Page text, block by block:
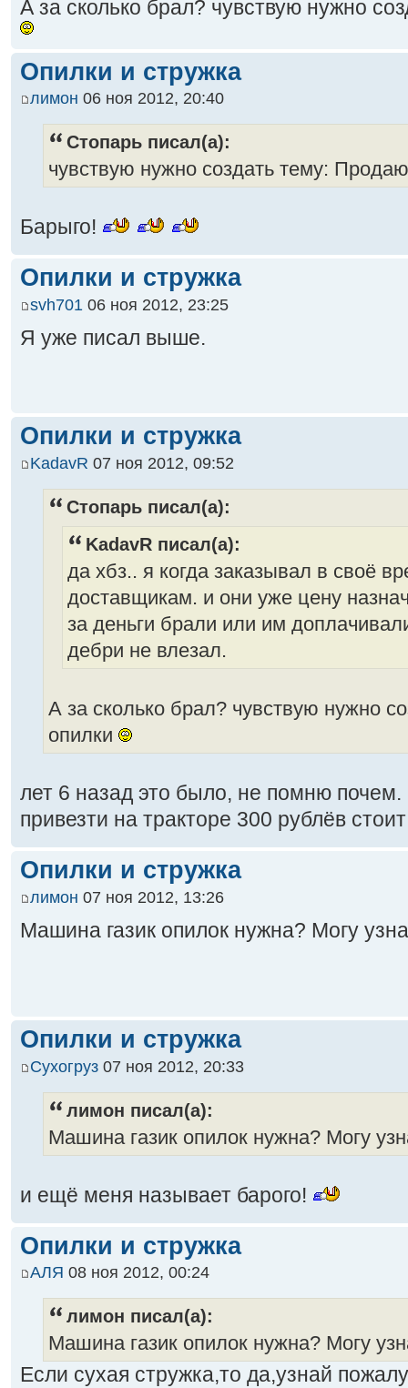
А за сколько брал? чувствую нужно
Опилки и стружка
лимон 06 ноя 2012, 20:40
Стопарь писал(а):
чувствую нужно создать тему:
Барыго!
Опилки и стружка
svh701 06 ноя 2012, 23:25
Я уже писал выше.
Опилки и стружка
KadavR 07 ноя 2012, 09:52
Стопарь писал(а):
KadavR писал(а):
да хбз.. я когда заказывал в своё
доставщикам. и они уже цену
за деньги брали или им
дебри не влезал.
А за сколько брал? чувствую нужно
опилки
лет 6 назад это было, не помню
привезти на тракторе 300 рублёв стоит
Опилки и стружка
лимон 07 ноя 2012, 13:26
Машина газик опилок нужна? Могу
Опилки и стружка
Сухогруз 07 ноя 2012, 20:33
лимон писал(а):
Машина газик опилок нужна? Могу
и ещё меня называет барого!
Опилки и стружка
АЛЯ 08 ноя 2012, 00:24
лимон писал(а):
Машина газик опилок нужна? Могу
Если сухая стружка,то да,узнай